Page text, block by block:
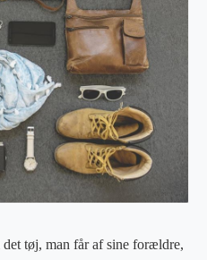
tøj, man får af sine forældre,